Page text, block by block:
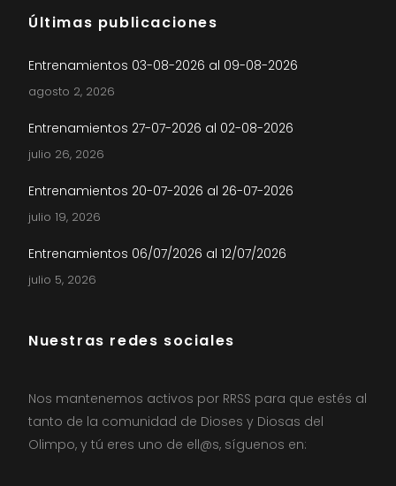
Últimas publicaciones
Entrenamientos 03-08-2026 al 09-08-2026
agosto 2, 2026
Entrenamientos 27-07-2026 al 02-08-2026
julio 26, 2026
Entrenamientos 20-07-2026 al 26-07-2026
julio 19, 2026
Entrenamientos 06/07/2026 al 12/07/2026
julio 5, 2026
Nuestras redes sociales
Nos mantenemos activos por RRSS para que estés al
tanto de la comunidad de Dioses y Diosas del
Olimpo, y tú eres uno de ell@s, síguenos en: